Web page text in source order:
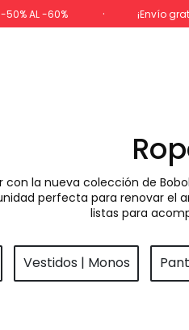
-50% AL -60% ¡Envío
con la nueva colección de
perfecta para renovar el
listas para
Vestidos | Monos